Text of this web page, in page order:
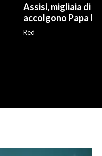
Assisi, migliaia di
accolgono Papa
Red